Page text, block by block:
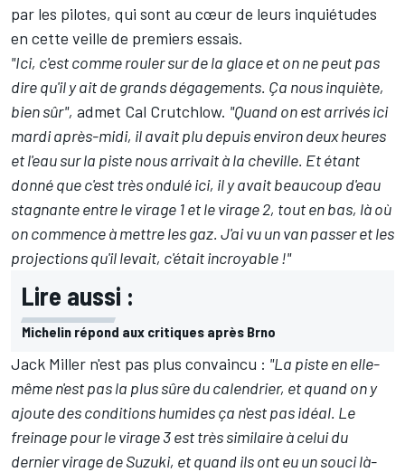
par les pilotes, qui sont au cœur de leurs inquiétudes
en cette veille de premiers essais.
"Ici, c'est comme rouler sur de la glace et on ne peut pas
dire qu'il y ait de grands dégagements. Ça nous inquiète,
bien sûr", admet Cal Crutchlow. "Quand on est arrivés ici
mardi après-midi, il avait plu depuis environ deux heures
et l'eau sur la piste nous arrivait à la cheville. Et étant
donné que c'est très ondulé ici, il y avait beaucoup d'eau
stagnante entre le virage 1 et le virage 2, tout en bas, là où
on commence à mettre les gaz. J'ai vu un van passer et les
projections qu'il levait, c'était incroyable !"
Lire aussi :
Michelin répond aux critiques après Brno
Jack Miller n'est pas plus convaincu : "La piste en elle-
même n'est pas la plus sûre du calendrier, et quand on y
ajoute des conditions humides ça n'est pas idéal. Le
freinage pour le virage 3 est très similaire à celui du
dernier virage de Suzuki, et quand ils ont eu un souci là-